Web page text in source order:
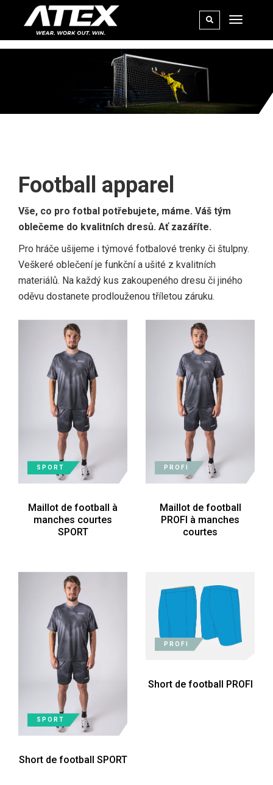
Football apparel
Vše, co pro fotbal potřebujete, máme. Váš tým
oblečeme do kvalitních dresů. Ať zazáříte.
Pro hráče ušijeme i týmové fotbalové trenky či štulpny.
Veškeré oblečení je funkční a ušité z kvalitních
materiálů. Na každý kus zakoupeného dresu či jiného
oděvu dostanete prodlouženou tříletou záruku.
SPORT
Maillot de football à
manches courtes
SPORT
PROFI
Maillot de football
PROFI à manches
courtes
SPORT
Short de football SPORT
PROFI
Short de football PROFI